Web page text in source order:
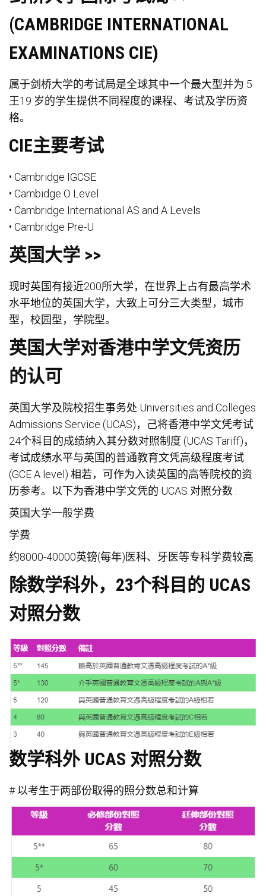
(CAMBRIDGE INTERNATIONAL
EXAMINATIONS CIE)
属于剑桥大学的考试局是全球其中一个最大型并为 5
王19 岁的学生提供不同程度的课程、考试及学历资
格。
CIE主要考试
• Cambridge IGCSE
• Cambidge O Level
• Cambridge International AS and A Levels
• Cambridge Pre-U
英国大学 >>
现时英国有接近200所大学，在世界上占有最高学术
水平地位的英国大学，大致上可分三大类型，城市
型，校园型，学院型。
英国大学对香港中学文凭资历
的认可
英国大学及院校招生事务处 Universities and Colleges
Admissions Service (UCAS)，己将香港中学文凭考试
24个科目的成绩纳入其分数对照制度 (UCAS Tariff)，
考试成绩水平与英国的普通教育文凭高级程度考试
(GCE A level) 相若，可作为入读英国的高等院校的资
历参考。以下为香港中学文凭的 UCAS 对照分数 :
英国大学一般学费
学费:
约8000-40000英镑(每年)医科、牙医等专科学费较高
除数学科外，23个科目的 UCAS
对照分数
数学科外 UCAS 对照分数
# 以考生于两部份取得的照分数总和计算